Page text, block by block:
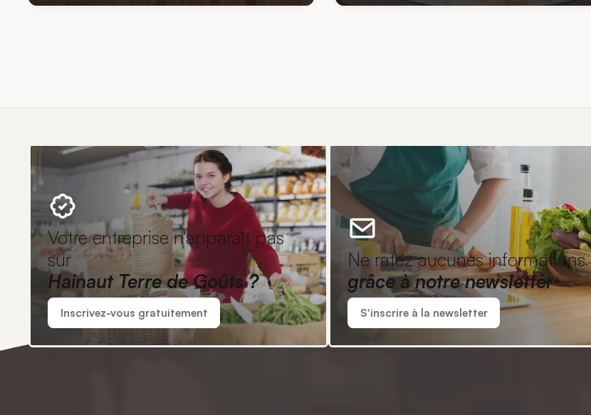
Votre entreprise n'apparaît pas
sur
Hainaut Terre de Goûts ?
Inscrivez-vous gratuitement
Ne ratez aucunes informations
grâce à notre newsletter
S'inscrire à la newsletter